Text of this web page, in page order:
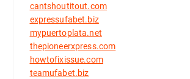
cantshoutitout.com
expressufabet.biz
mypuertoplata.net
thepioneerxpress.com
howtofixissue.com
teamufabet.biz